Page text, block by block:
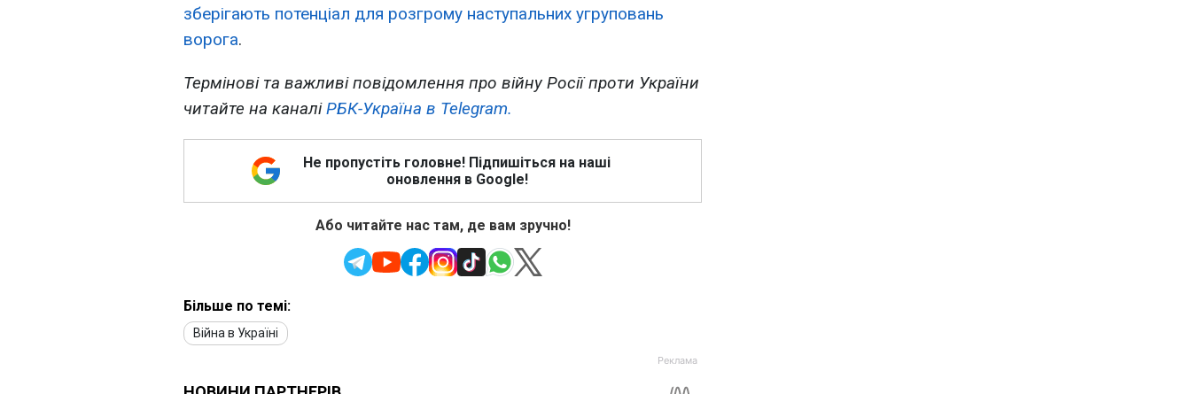
зберігають потенціал для розгрому наступальних угруповань
ворога.
Термінові та важливі повідомлення про війну Росії проти України
читайте на каналіРБК-Україна в Telegram.
Не пропустіть головне! Підпишіться на наші
оновлення в Google!
Або читайте нас там, де вам зручно!
Більше по темі:
Війна в Україні